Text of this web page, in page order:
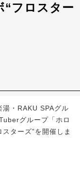
“フロスター
・RAKU SPAグル
グループ「ホロ
ターズ”を開催しま